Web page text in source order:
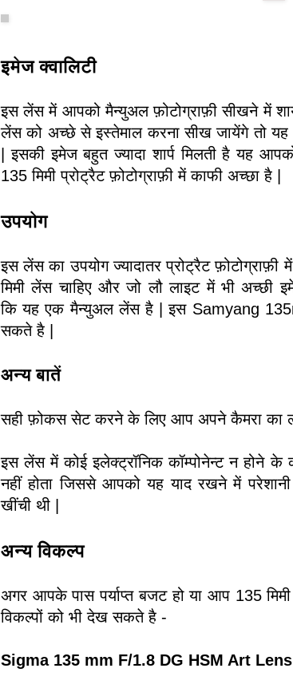
इमेज क्वालिटी
इस लेंस में आपको मैन्युअल फ़ोटोग्राफ़ी सीखने में
लेंस को अच्छे से इस्तेमाल करना सीख जायेंगे तो
| इसकी इमेज बहुत ज्यादा शार्प मिलती है यह
135 मिमी प्रोट्रैट फ़ोटोग्राफ़ी में काफी अच्छा है |
उपयोग
इस लेंस का उपयोग ज्यादातर प्रोट्रैट
मिमी लेंस चाहिए और जो लौ लाइट में भी अच्छी
कि यह एक मैन्युअल लेंस है | इस Samyang
सकते है |
अन्य बातें
सही फ़ोकस सेट करने के लिए आप अपने कैमरा का
इस लेंस में कोई इलेक्ट्रॉनिक कॉम्पोनेन्ट न होने
नहीं होता जिससे आपको यह याद रखने में
खींची थी |
अन्य विकल्प
अगर आपके पास पर्याप्त बजट हो या आप 135
विकल्पों को भी देख सकते है -
Sigma 135 mm F/1.8 DG HSM Art Lens